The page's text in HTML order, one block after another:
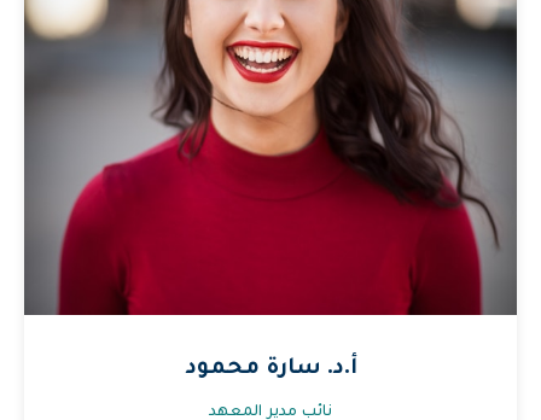
أ.د. سارة محمود
نائب مدير المعهد